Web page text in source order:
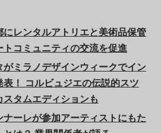
レンタルアトリエと美術品保管
コミュニティの交流を促進
ミラノデザインウィークでイン
！ コルビュジエの伝説的スツ
タムエディションも
ーレが参加アーティストにもた